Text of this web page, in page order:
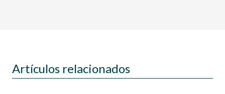
Artículos relacionados